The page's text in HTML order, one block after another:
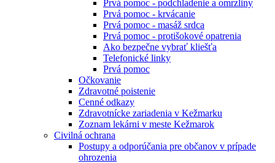
Prvá pomoc - podchladenie a omrzliny
Prvá pomoc - krvácanie
Prvá pomoc - masáž srdca
Prvá pomoc - protišokové opatrenia
Ako bezpečne vybrať kliešťa
Telefonické linky
Prvá pomoc
Očkovanie
Zdravotné poistenie
Cenné odkazy
Zdravotnícke zariadenia v Kežmarku
Zoznam lekárni v meste Kežmarok
Civilná ochrana
Postupy a odporúčania pre občanov v prípade
ohrozenia